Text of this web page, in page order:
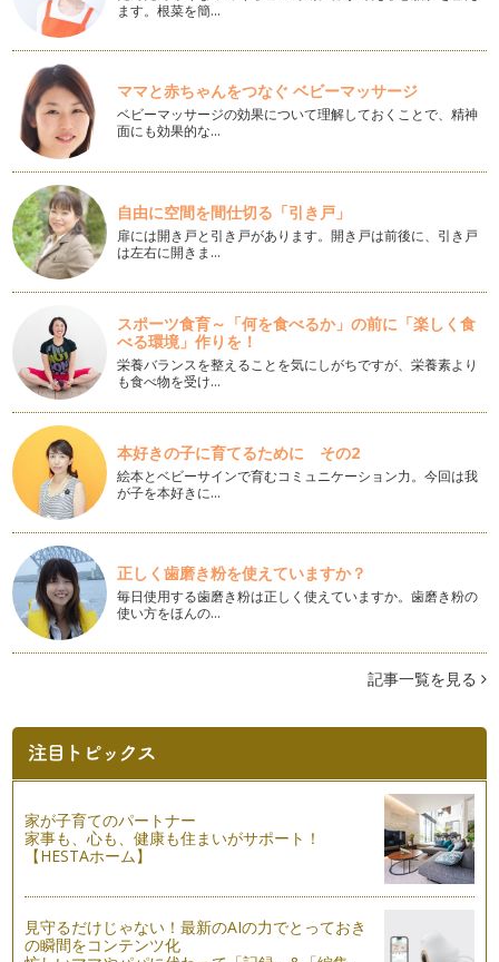
ます。根菜を簡…
ママと赤ちゃんをつなぐ ベビーマッサージ
ベビーマッサージの効果について理解しておくことで、精神
面にも効果的な…
自由に空間を間仕切る「引き戸」
扉には開き戸と引き戸があります。開き戸は前後に、引き戸
は左右に開きま…
スポーツ食育～「何を食べるか」の前に「楽しく食
べる環境」作りを！
栄養バランスを整えることを気にしがちですが、栄養素より
も食べ物を受け…
本好きの子に育てるために その2
絵本とベビーサインで育むコミュニケーション力。今回は我
が子を本好きに…
正しく歯磨き粉を使えていますか？
毎日使用する歯磨き粉は正しく使えていますか。歯磨き粉の
使い方をほんの…
記事一覧を見る
家が子育てのパートナー
家事も、心も、健康も住まいがサポート！
【HESTAホーム】
見守るだけじゃない！最新のAIの力でとっておき
の瞬間をコンテンツ化